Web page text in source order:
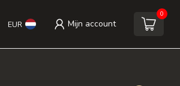
EUR Mijn account
0